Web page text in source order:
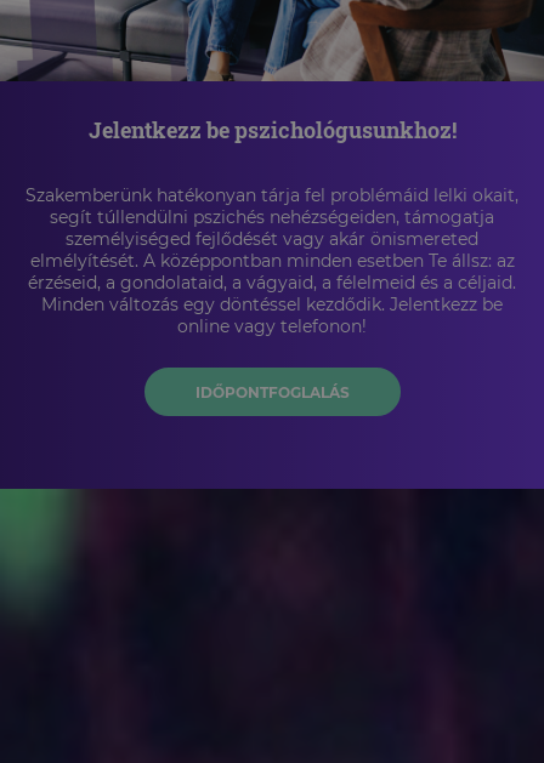
Jelentkezz be pszichológusunkhoz!
Szakemberünk hatékonyan tárja fel problémáid lelki okait,
segít túllendülni pszichés nehézségeiden, támogatja
személyiséged fejlődését vagy akár önismereted
elmélyítését. A középpontban minden esetben Te állsz: az
érzéseid, a gondolataid, a vágyaid, a félelmeid és a céljaid.
Minden változás egy döntéssel kezdődik. Jelentkezz be
online vagy telefonon!
IDŐPONTFOGLALÁS